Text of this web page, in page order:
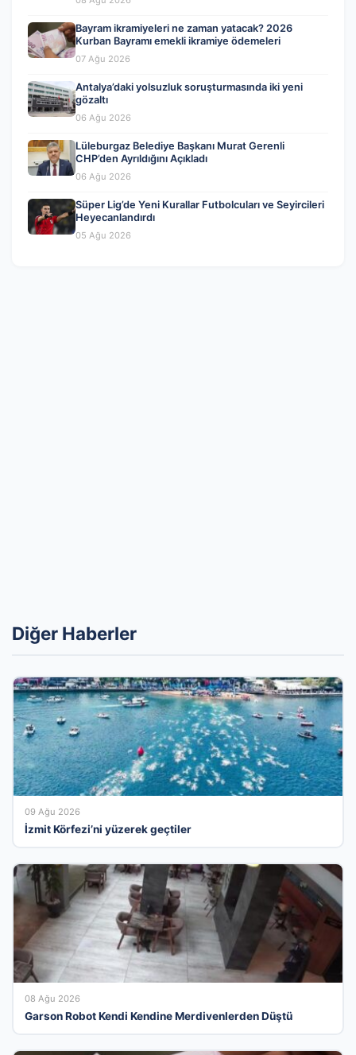
Bayram ikramiyeleri ne zaman yatacak? 2026
Kurban Bayramı emekli ikramiye ödemeleri
07 Ağu 2026
Antalya’daki yolsuzluk soruşturmasında iki yeni
gözaltı
06 Ağu 2026
Lüleburgaz Belediye Başkanı Murat Gerenli
CHP’den Ayrıldığını Açıkladı
06 Ağu 2026
Süper Lig’de Yeni Kurallar Futbolcuları ve Seyircileri
Heyecanlandırdı
05 Ağu 2026
Diğer Haberler
09 Ağu 2026
İzmit Körfezi’ni yüzerek geçtiler
08 Ağu 2026
Garson Robot Kendi Kendine Merdivenlerden Düştü